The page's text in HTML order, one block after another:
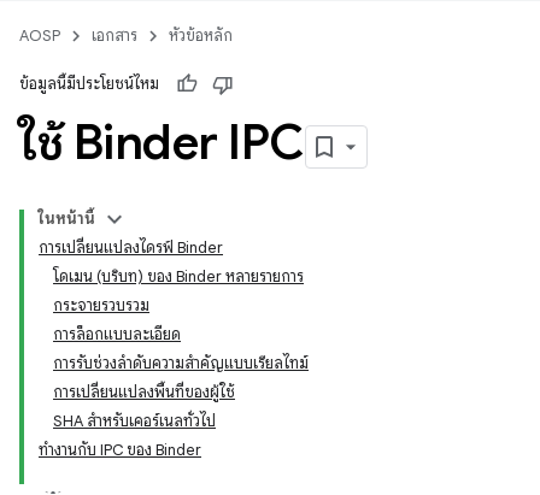
AOSP เอกสาร หัวข้อหลัก
ข้อมูลนี้มีประโยชน์ไหม
ใช้ Binder IPC
ในหน้านี้
การเปลี่ยนแปลงไดรฟ์ Binder
โดเมน (บริบท) ของ Binder หลายรายการ
กระจายรวบรวม
การล็อกแบบละเอียด
การรับช่วงลําดับความสําคัญแบบเรียลไทม์
การเปลี่ยนแปลงพื้นที่ของผู้ใช้
SHA สำหรับเคอร์เนลทั่วไป
ทำงานกับ IPC ของ Binder